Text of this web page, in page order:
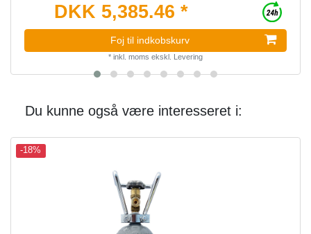
DKK 5,385.46 *
Foj til indkobskurv
* inkl. moms ekskl. Levering
Du kunne også være interesseret i:
-18%